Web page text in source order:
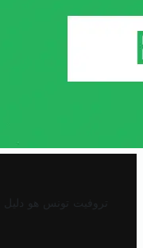
تروفيت تونس هو دليل